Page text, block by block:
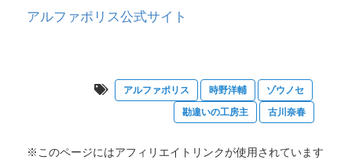
アルファポリス公式サイト
アルファポリス 時野洋輔
ゾウノセ
勘違いの工房主
古川奈春
※このページにはアフィリエイトリンクが使用されています